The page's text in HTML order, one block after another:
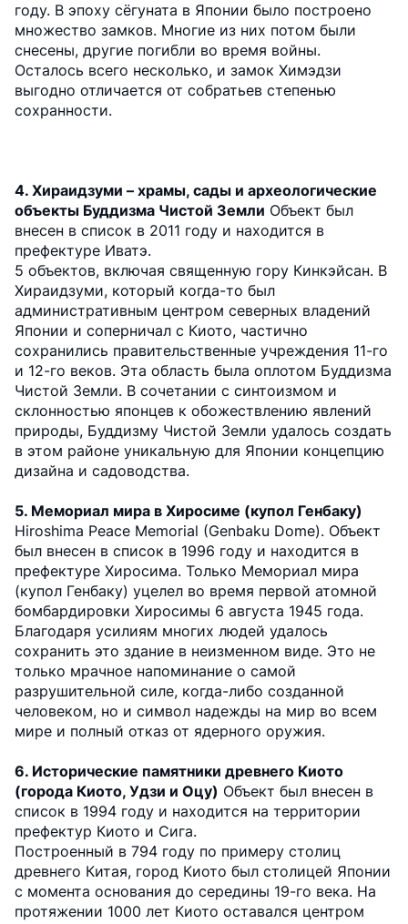
году. В эпоху сёгуната в Японии было построено
множество замков. Многие из них потом были
снесены, другие погибли во время войны.
Осталось всего несколько, и замок Химэдзи
выгодно отличается от собратьев степенью
сохранности.
4. Хираидзуми – храмы, сады и археологические
объекты Буддизма Чистой Земли Объект был
внесен в список в 2011 году и находится в
префектуре Иватэ.
5 объектов, включая священную гору Кинкэйсан. В
Хираидзуми, который когда-то был
административным центром северных владений
Японии и соперничал с Киото, частично
сохранились правительственные учреждения 11-го
и 12-го веков. Эта область была оплотом Буддизма
Чистой Земли. В сочетании с синтоизмом и
склонностью японцев к обожествлению явлений
природы, Буддизму Чистой Земли удалось создать
в этом районе уникальную для Японии концепцию
дизайна и садоводства.
5. Мемориал мира в Хиросиме (купол Генбаку)
Hiroshima Peace Memorial (Genbaku Dome). Объект
был внесен в список в 1996 году и находится в
префектуре Хиросима. Только Мемориал мира
(купол Генбаку) уцелел во время первой атомной
бомбардировки Хиросимы 6 августа 1945 года.
Благодаря усилиям многих людей удалось
сохранить это здание в неизменном виде. Это не
только мрачное напоминание о самой
разрушительной силе, когда-либо созданной
человеком, но и символ надежды на мир во всем
мире и полный отказ от ядерного оружия.
6. Исторические памятники древнего Киото
(города Киото, Удзи и Оцу) Объект был внесен в
список в 1994 году и находится на территории
префектур Киото и Сига.
Построенный в 794 году по примеру столиц
древнего Китая, город Киото был столицей Японии
с момента основания до середины 19-го века. На
протяжении 1000 лет Киото оставался центром